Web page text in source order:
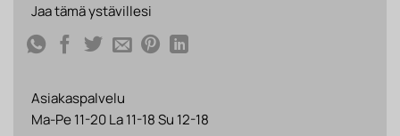
Jaa tämä ystävillesi
Asiakaspalvelu
Ma-Pe 11-20 La 11-18 Su 12-18